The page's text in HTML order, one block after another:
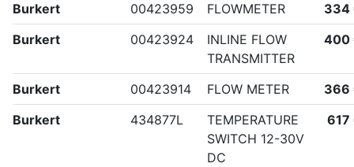
Burkert 00423959 FLOWMETER
334
Burkert
00423924
INLINE FLOW
TRANSMITTER
400
Burkert 00423914 FLOW METER
366
Burkert
434877L
TEMPERATURE
SWITCH 12-30V
DC
617